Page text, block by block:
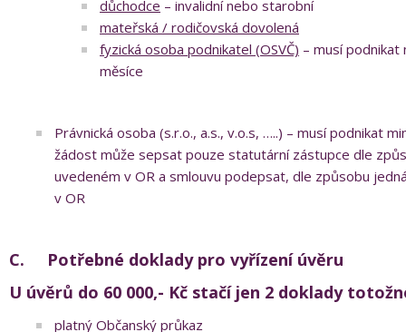
důchodce – invalidní nebo starobní
mateřská / rodičovská dovolená
fyzická osoba podnikatel (OSVČ) – musí podnikat
měsíce
Právnická osoba (s.r.o., a.s., v.o.s, …..) – musí podnikat
žádost může sepsat pouze statutární zástupce dle
uvedeném v OR a smlouvu podepsat, dle způsobu
v OR
C. Potřebné doklady pro vyřízení úvěru
U úvěrů do 60 000,- Kč stačí jen 2 doklady
platný Občanský průkaz